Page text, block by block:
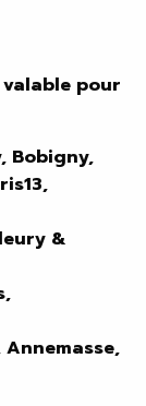
valable pour
Bobigny,
&